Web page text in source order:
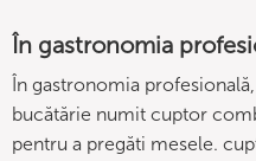
În gastronomia
În gastronomia
bucătărie numit cuptor
pentru a pregăti mesele.